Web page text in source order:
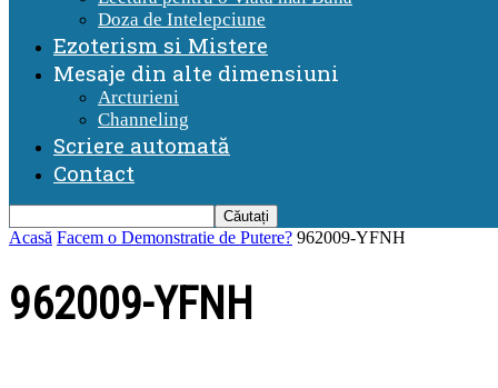
Doza de Intelepciune
Ezoterism si Mistere
Mesaje din alte dimensiuni
Arcturieni
Channeling
Scriere automată
Contact
Acasă Facem o Demonstratie de Putere? 962009-YFNH
962009-YFNH